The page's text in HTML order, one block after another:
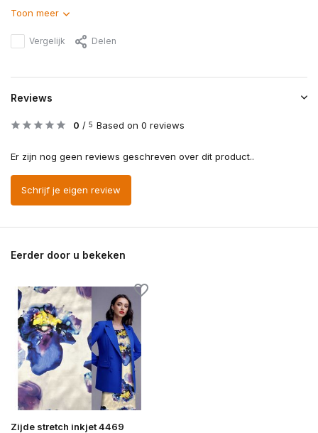
Toon meer
Vergelijk Delen
Reviews
0 / 5 Based on 0 reviews
Er zijn nog geen reviews geschreven over dit product..
Schrijf je eigen review
Eerder door u bekeken
Zijde stretch inkjet 4469